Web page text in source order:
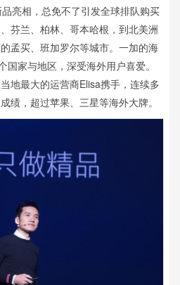
亮相，总免不了引发全球排队购买
芬兰、柏林、哥本哈根，到北美洲
孟买、班加罗尔等城市。一加的海
家与地区，深受海外用户喜爱。
地最大的运营商Elisa携手，连续多
绩，超过苹果、三星等海外大牌。